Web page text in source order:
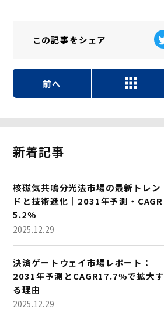
この記事をシェア
前へ
新着記事
核磁気共鳴分光法市場の最新トレン
ドと技術進化｜2031年予測・CAGR
5.2%
2025.12.29
決済ゲートウェイ市場レポート：
2031年予測とCAGR17.7%で拡大す
る理由
2025.12.29